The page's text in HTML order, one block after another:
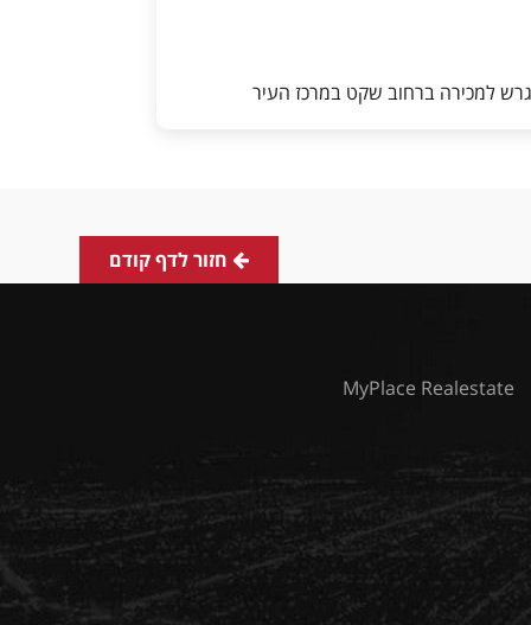
למכירה ברחוב שקט במרכז העיר
חזור לדף קודם
MyPlace Realestate